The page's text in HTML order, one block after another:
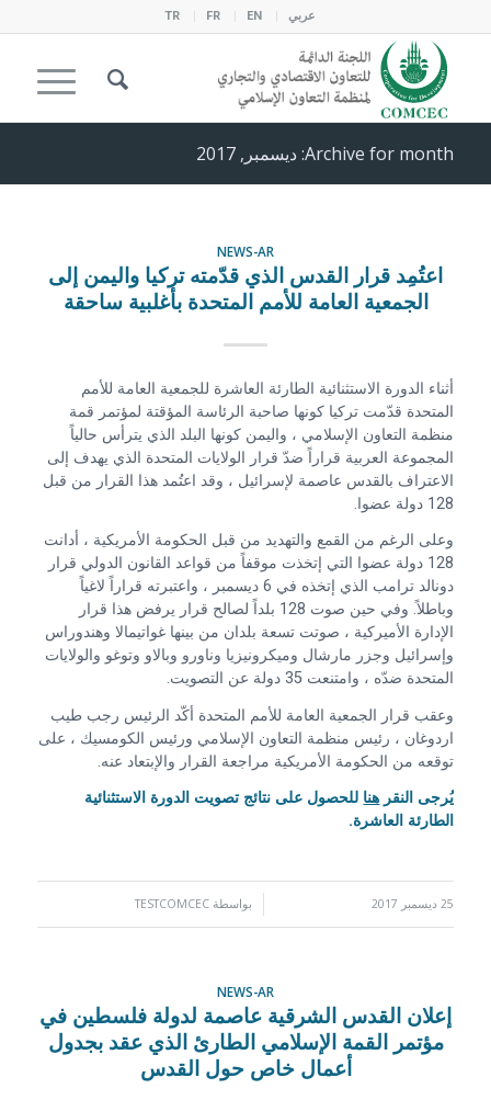
عربي EN
FR
TR
Archive for month: ديسمبر, 2017
NEWS-AR
اعتُمِد قرار القدس الذي قدّمته تركيا واليمن إلى
الجمعية العامة للأمم المتحدة بأغلبية ساحقة
أثناء الدورة الاستثنائية الطارئة العاشرة للجمعية العامة للأمم
المتحدة قدّمت تركيا كونها صاحبة الرئاسة المؤقتة لمؤتمر قمة
منظمة التعاون الإسلامي ، واليمن كونها البلد الذي يترأس حالياً
المجموعة العربية قراراً ضدّ قرار الولايات المتحدة الذي يهدف إلى
الاعتراف بالقدس عاصمة لإسرائيل ، وقد اعتُمد هذا القرار من قبل
128 دولة عضوا.
وعلى الرغم من القمع والتهديد من قبل الحكومة الأمريكية ، أدانت
128 دولة عضوا التي إتخذت موقفاً من قواعد القانون الدولي قرار
دونالد ترامب الذي إتخذه في 6 ديسمبر ، واعتبرته قراراً لاغياً
وباطلاً. وفي حين صوت 128 بلداً لصالح قرار يرفض هذا قرار
الإدارة الأميركية ، صوتت تسعة بلدان من بينها غواتيمالا وهندوراس
وإسرائيل وجزر مارشال وميكرونيزيا وناورو وبالاو وتوغو والولايات
المتحدة ضدّه ، وامتنعت 35 دولة عن التصويت.
وعقب قرار الجمعية العامة للأمم المتحدة أكّد الرئيس رجب طيب
اردوغان ، رئيس منظمة التعاون الإسلامي ورئيس الكومسيك ، على
توقعه من الحكومة الأمريكية مراجعة القرار والإبتعاد عنه.
يُرجى النقرهنا للحصول على نتائج تصويت الدورة الاستثنائية
الطارئة العاشرة.
25 ديسمبر 2017 بواسطةTESTCOMCEC
NEWS-AR
إعلان القدس الشرقية عاصمة لدولة فلسطين في
مؤتمر القمة الإسلامي الطارئ الذي عقد بجدول
أعمال خاص حول القدس